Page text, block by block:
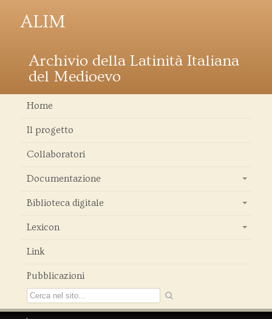
ALIM
Archivio della Latinità Italiana
del Medioevo
Home
Il progetto
Collaboratori
Documentazione
Biblioteca digitale
Lexicon
Link
Pubblicazioni